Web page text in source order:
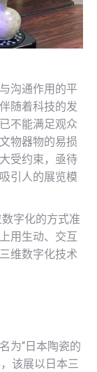
沟通作用的平
随着科技的发
不能满足观众
物器物的易损
受约束，亟待
引人的展览模
字化的方式准
用生动、交互
维数字化技术
为“日本陶瓷的
该展以日本三